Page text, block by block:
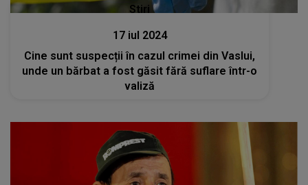
Stiri
17 iul 2024
Cine sunt suspecții în cazul crimei din Vaslui,
unde un bărbat a fost găsit fără suflare într-o
valiză